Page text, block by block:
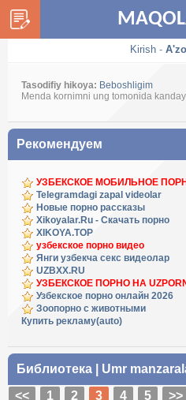
Kirish -
Tasodifiy hikoya: Beboshligim
Menda kornimni ung tomonida
Рекомендуем
УЗБЕКСКОЕ МОБИЛЬНОЕ
Telegramdagi zapal videolar
Новые порно рассказы
Xikoyalar.Ru - Скачать порно
XIKOYA.TOP
узбекское порно видео
Янги узбекча секс видеолар
UZBXX.RU
УЗБЕКСКОЕ ПОРНО НА
Узбекское порно онлайн 2026
Зоопорно с животными
Купить рекламу(auto)
Библиотека
Umr
<<
1 2 3 4 5 >>